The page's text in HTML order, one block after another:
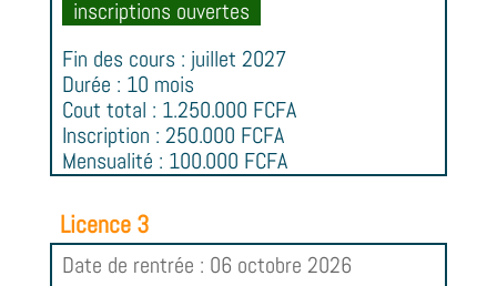
inscriptions ouvertes
Fin des cours : juillet 2027
Durée : 10 mois
Cout total : 1.250.000 FCFA
Inscription : 250.000 FCFA
Mensualité : 100.000 FCFA
Licence 3
Date de rentrée : 06 octobre 2026